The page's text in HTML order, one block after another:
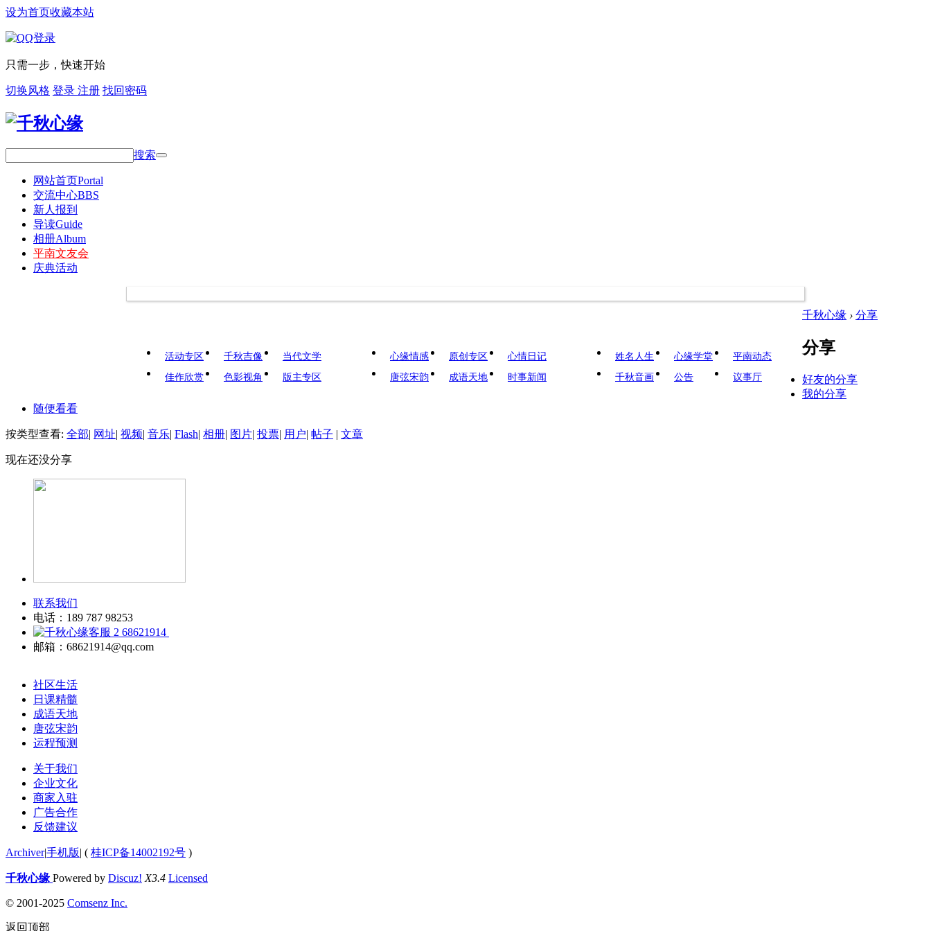
设为首页收藏本站
只需一步，快速开始
切换风格 登录 注册 找回密码
搜索
网站首页Portal
交流中心BBS
新人报到
导读Guide
相册Album
平南文友会
庆典活动
活动专区 千秋吉像
当代文学
佳作欣赏
色影视角 版主专区
心缘情感 原创专区
心情日记
唐弦宋韵
成语天地 时事新闻
姓名人生 心缘学堂
平南动态
千秋音画
公告 议事厅
千秋心缘 › 分享
分享
好友的分享
我的分享
随便看看
按类型查看: 全部| 网址| 视频| 音乐| Flash| 相册| 图片| 投票| 用户| 帖子 | 文章
现在还没分享
联系我们
电话：189 787 98253
68621914
邮箱：68621914@qq.com
社区生活
日课精髓
成语天地
唐弦宋韵
运程预测
关于我们
企业文化
商家入驻
广告合作
反馈建议
Archiver|手机版| ( 桂ICP备14002192号 )
千秋心缘 Powered by Discuz! X3.4 Licensed
© 2001-2025 Comsenz Inc.
返回顶部